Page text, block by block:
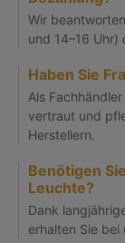
Wir
und 14–16 Uhr)
Haben Sie
Als
vertraut und
Herstellern.
Benötigen
Leuchte?
Dank
erhalten Sie